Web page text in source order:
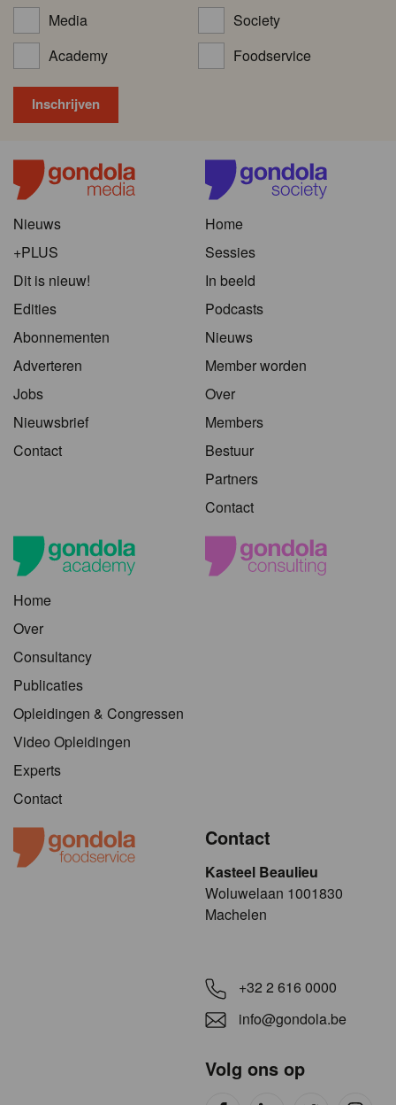
Media
Society
Academy
Foodservice
Nieuws
+PLUS
Dit is nieuw!
Edities
Abonnementen
Adverteren
Jobs
Nieuwsbrief
Contact
Home
Sessies
In beeld
Podcasts
Nieuws
Member worden
Over
Members
Bestuur
Partners
Contact
Home
Over
Consultancy
Publicaties
Opleidingen & Congressen
Video Opleidingen
Experts
Contact
Contact
Kasteel Beaulieu
​​​Woluwelaan 1001830
Machelen
+32 2 616 0000
info@gondola.be
Volg ons op